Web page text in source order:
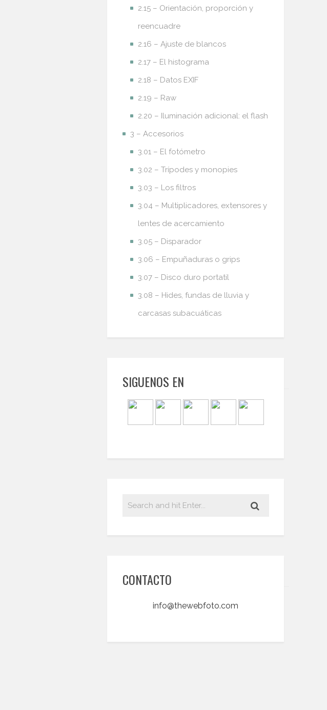
2.15 – Orientación, proporción y
reencuadre
2.16 – Ajuste de blancos
2.17 – El histograma
2.18 – Datos EXIF
2.19 – Raw
2.20 – Iluminación adicional: el flash
3 – Accesorios
3.01 – El fotómetro
3.02 – Trípodes y monopies
3.03 – Los filtros
3.04 – Multiplicadores, extensores y
lentes de acercamiento
3.05 – Disparador
3.06 – Empuñaduras o grips
3.07 – Disco duro portatil
3.08 – Hides, fundas de lluvia y
carcasas subacuáticas
SIGUENOS EN
CONTACTO
info@thewebfoto.com